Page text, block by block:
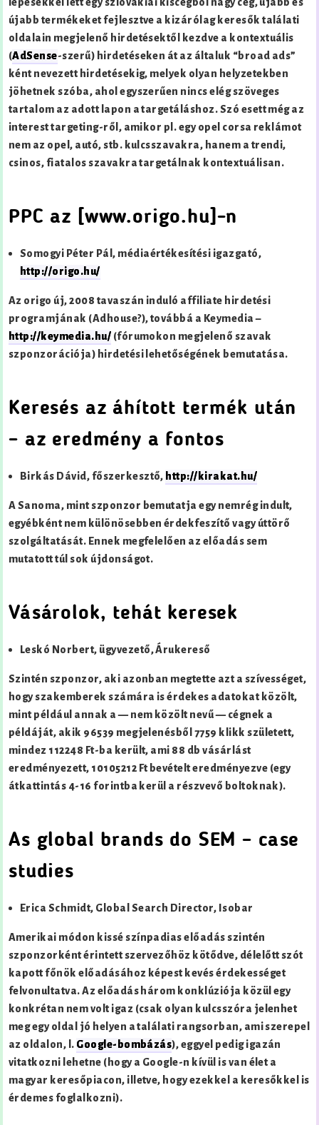
újabb termékeket fejlesztve a kizárólag keresők találati
oldalain megjelenő hirdetésektől kezdve a kontextuális
(AdSense-szerű) hirdetéseken át az általuk “broad ads”
ként nevezett hirdetésekig, melyek olyan helyzetekben
jöhetnek szóba, ahol egyszerűen nincs elég szöveges
tartalom az adott lapon a targetáláshoz. Szó esett még az
interest targeting-ről, amikor pl. egy opel corsa reklámot
nem az opel, autó, stb. kulcsszavakra, hanem a trendi,
csinos, fiatalos szavakra targetálnak kontextuálisan.
PPC az [www.origo.hu] -n
Somogyi Péter Pál, médiaértékesítési igazgató,
http://origo.hu/
Az origo új, 2008 tavaszán induló affiliate hirdetési
programjának (Adhouse?), továbbá a Keymedia –
http://keymedia.hu/ (fórumokon megjelenő szavak
szponzorációja) hirdetési lehetőségének bemutatása.
Keresés az áhított termék után
– az eredmény a fontos
Birkás Dávid, főszerkesztő, http://kirakat.hu/
A Sanoma, mint szponzor bemutatja egy nemrég indult,
egyébként nem különösebben érdekfeszítő vagy úttörő
szolgáltatását. Ennek megfelelően az előadás sem
mutatott túl sok újdonságot.
Vásárolok, tehát keresek
Leskó Norbert, ügyvezető, Árukereső
Szintén szponzor, aki azonban megtette azt a szívességet,
hogy szakemberek számára is érdekes adatokat közölt,
mint például annak a — nem közölt nevű — cégnek a
példáját, akik 96539 megjelenésből 7759 klikk született,
mindez 112248 Ft-ba került, ami 88 db vásárlást
eredményezett, 10105212 Ft bevételt eredményezve (egy
átkattintás 4-16 forintba kerül a részvevő boltoknak).
As global brands do SEM – case
studies
Erica Schmidt, Global Search Director, Isobar
Amerikai módon kissé színpadias előadás szintén
szponzorként érintett szervezőhöz kötődve, délelőtt szót
kapott főnök előadásához képest kevés érdekességet
felvonultatva. Az előadás három konklúziója közül egy
konkrétan nem volt igaz (csak olyan kulcsszóra jelenhet
meg egy oldal jó helyen a találati rangsorban, ami szerepel
az oldalon, l. Google-bombázás), eggyel pedig igazán
vitatkozni lehetne (hogy a Google-n kívül is van élet a
magyar keresőpiacon, illetve, hogy ezekkel a keresőkkel is
érdemes foglalkozni).